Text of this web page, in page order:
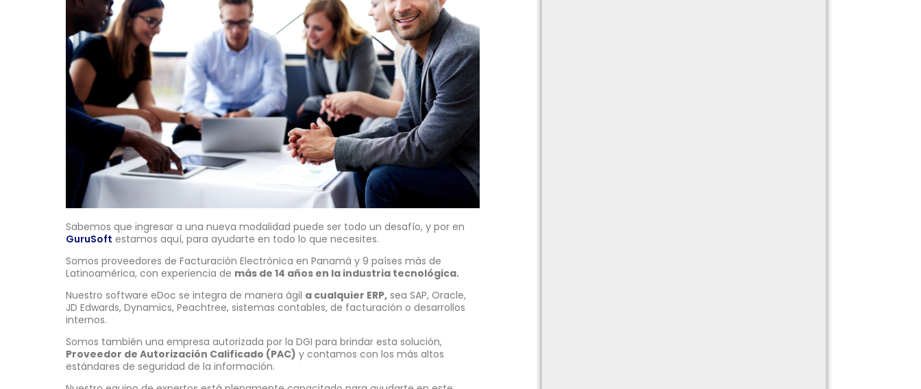
Sabemos que ingresar a una nueva modalidad puede ser todo un desafío, y por en
GuruSoft estamos aquí, para ayudarte en todo lo que necesites.
Somos proveedores de Facturación Electrónica en Panamá y 9 países más de
Latinoamérica, con experiencia de más de 14 años en la industria tecnológica.
Nuestro software eDoc se integra de manera ágil a cualquier ERP, sea SAP, Oracle,
JD Edwards, Dynamics, Peachtree, sistemas contables, de facturación o desarrollos
internos.
Somos también una empresa autorizada por la DGI para brindar esta solución,
Proveedor de Autorización Calificado (PAC) y contamos con los más altos
estándares de seguridad de la información.